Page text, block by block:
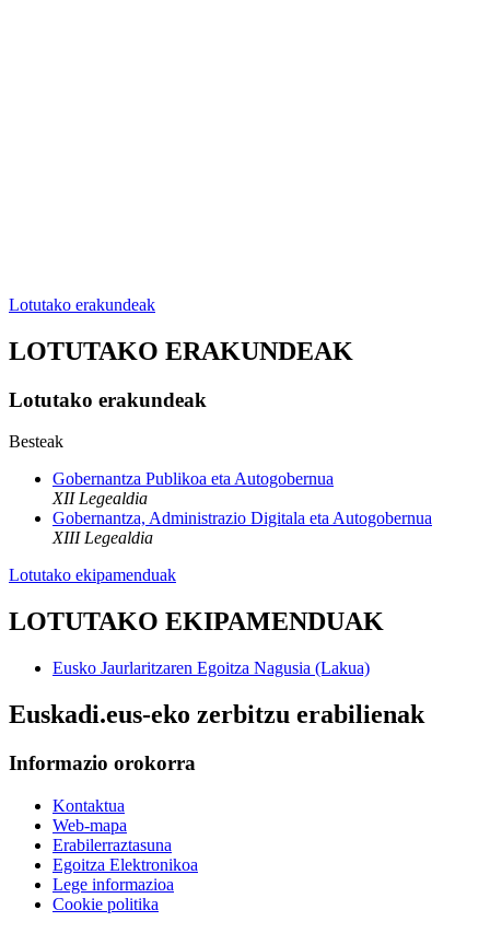
Lotutako erakundeak
LOTUTAKO ERAKUNDEAK
Lotutako erakundeak
Besteak
Gobernantza Publikoa eta Autogobernua
XII Legealdia
Gobernantza, Administrazio Digitala eta Autogobernua
XIII Legealdia
Lotutako ekipamenduak
LOTUTAKO EKIPAMENDUAK
Eusko Jaurlaritzaren Egoitza Nagusia (Lakua)
Euskadi.eus-eko zerbitzu erabilienak
Informazio orokorra
Kontaktua
Web-mapa
Erabilerraztasuna
Egoitza Elektronikoa
Lege informazioa
Cookie politika